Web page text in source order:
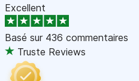
Excellent
Basé sur 436 commentaires
Truste Reviews